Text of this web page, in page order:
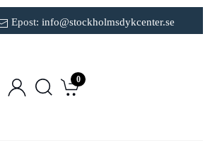
Epost: info@stockholmsdykcenter.se
0